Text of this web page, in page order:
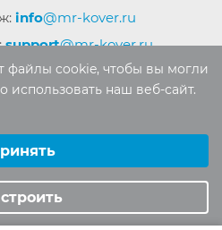
info@mr-kover.ru
support@mr-kover.ru
письменного разрешения
файлы cookie, чтобы вы могли
использовать наш веб-сайт.